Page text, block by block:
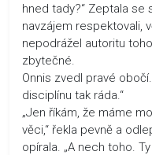
hned tady?“ Zeptala se
navzájem respektovali,
nepodrážel autoritu
zbytečné.
Onnis zvedl pravé
disciplínu tak ráda.“
„Jen říkám, že máme
věci,“ řekla pevně a
opírala. „A nech toho.